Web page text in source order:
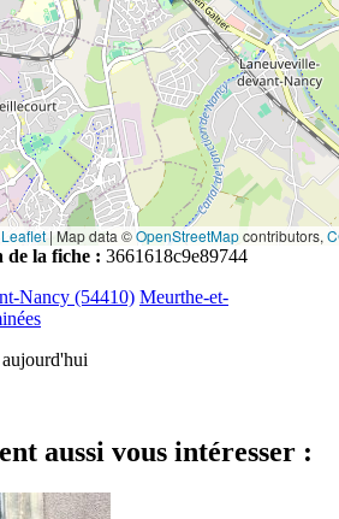
Leaflet | Map data ©OpenStreetMapcontributors,
la fiche : 3661618c9e89744
Nancy (54410) Meurthe-et-
aussi vous intéresser :